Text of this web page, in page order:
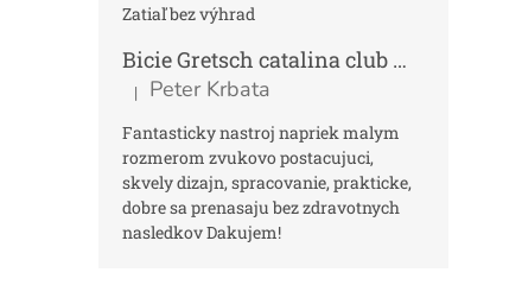
Zatiaľ bez výhrad
Bicie Gretsch catalina club micro kit saf
Hodnotenie produktu je 5 z 5 hviezdičiek.
| Peter Krbata
Fantasticky nastroj napriek malym
rozmerom zvukovo postacujuci,
skvely dizajn, spracovanie, prakticke,
dobre sa prenasaju bez zdravotnych
nasledkov Dakujem!